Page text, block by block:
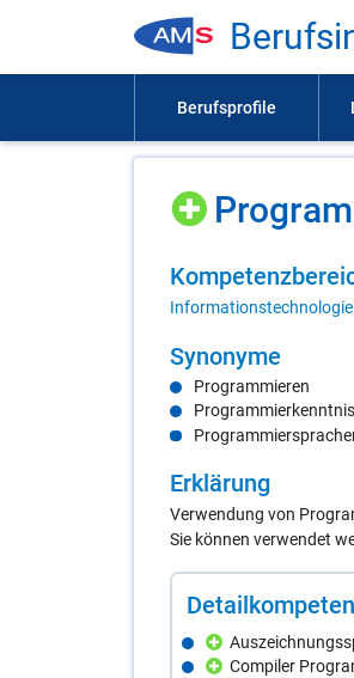
Informationstechnologie
Syn­ony­me
Programmieren
Er­klä­rung
Verwendung von
Sie können verwendet
Compiler